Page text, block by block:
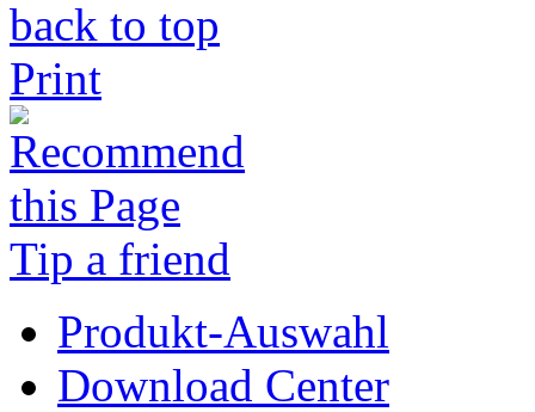
back to top
Print
Tip a friend
Produkt-Auswahl
Download Center